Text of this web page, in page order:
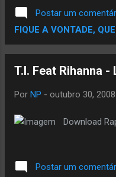
Postar um
FIQUE A VONTADE,
T.I. Feat Rihanna
Por NP - outubro 30, 2008
Download
Postar um